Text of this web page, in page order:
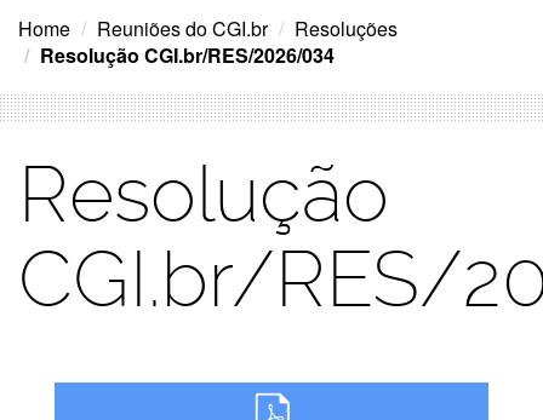
Home Reuniões do CGI.br
Resoluções
Resolução CGI.br/RES/2026/034
Resolução
CGI.br/RES/